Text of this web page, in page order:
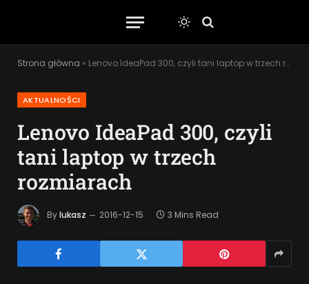
Strona główna » Lenovo IdeaPad 300, czyli tani laptop w trzech rozmiarach
AKTUALNOŚCI
Lenovo IdeaPad 300, czyli
tani laptop w trzech
rozmiarach
Bylukasz 2016-12-15 3 Mins Read